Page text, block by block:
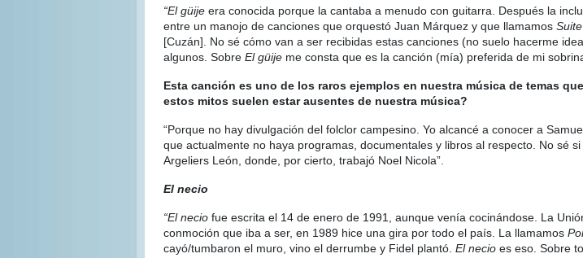
“El güije era conocida porque la cantaba a menudo con guitarra. Después la
entre un manojo de canciones que orquestó Juan Márquez y que llamamos
[Cuzán]. No sé cómo van a ser recibidas estas canciones (no suelo hacerme
algunos. Sobre El güije me consta que es la canción (mía) preferida de mi
Esta canción es uno de los raros ejemplos en nuestra música de temas
estos mitos suelen estar ausentes de nuestra música?
“Porque no hay divulgación del folclor campesino. Yo alcancé a conocer a
que actualmente no haya programas, documentales y libros al respecto. No sé
Argeliers León, donde, por cierto, trabajó Noel Nicola”.
El necio
“El necio fue escrita el 14 de enero de 1991, aunque venía cocinándose. La
conmoción que iba a ser, en 1989 hice una gira por todo el país. La llamamos
cayó/tumbaron el muro, vino el derrumbe y Fidel plantó. El necio es eso. Sobre